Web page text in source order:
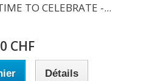
TO CELEBRATE -...
CHF
Détails